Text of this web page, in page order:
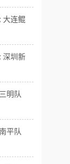
大连鲲
深圳新
明队
平队